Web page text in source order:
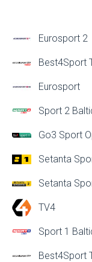
Eurosport 2
Best4Sport
Eurosport
Sport 2
Go3 Sport
Setanta
Setanta
TV4
Sport 1
Best4Sport